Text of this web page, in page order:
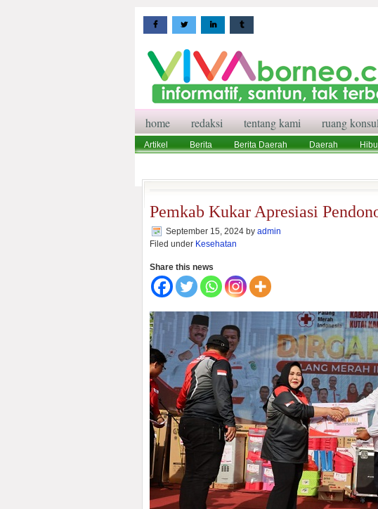
home redaksi tentang kami ruang
Artikel Berita Berita Daerah Daerah
Pemkab Kukar Apresiasi
September 15, 2024 by admin
Filed under Kesehatan
Share this news